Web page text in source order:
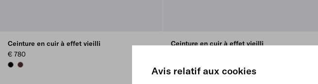
Avis relatif aux cookies
Ceinture en cuir à effet vieilli
€ 780
BLACKCOFFEE
Ceinture en cuir à effet vieilli